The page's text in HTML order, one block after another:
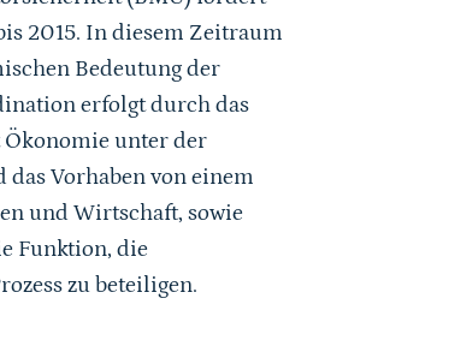
2015. In diesem Zeitraum
Bedeutung der
erfolgt durch das
unter der
Vorhaben von einem
und Wirtschaft, sowie
Funktion, die
zu beteiligen.